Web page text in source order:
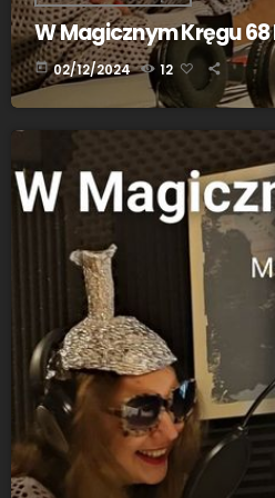
W Magicznym Kręgu
today 02/12/2024 12